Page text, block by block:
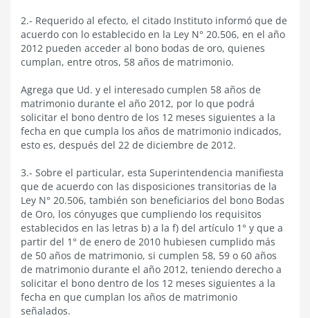
2.- Requerido al efecto, el citado Instituto informó que de
acuerdo con lo establecido en la Ley N° 20.506, en el año
2012 pueden acceder al bono bodas de oro, quienes
cumplan, entre otros, 58 años de matrimonio.
Agrega que Ud. y el interesado cumplen 58 años de
matrimonio durante el año 2012, por lo que podrá
solicitar el bono dentro de los 12 meses siguientes a la
fecha en que cumpla los años de matrimonio indicados,
esto es, después del 22 de diciembre de 2012.
3.- Sobre el particular, esta Superintendencia manifiesta
que de acuerdo con las disposiciones transitorias de la
Ley N° 20.506, también son beneficiarios del bono Bodas
de Oro, los cónyuges que cumpliendo los requisitos
establecidos en las letras b) a la f) del artículo 1° y que a
partir del 1° de enero de 2010 hubiesen cumplido más
de 50 años de matrimonio, si cumplen 58, 59 o 60 años
de matrimonio durante el año 2012, teniendo derecho a
solicitar el bono dentro de los 12 meses siguientes a la
fecha en que cumplan los años de matrimonio
señalados.